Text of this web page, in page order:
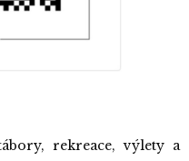
rekreace, výlety a